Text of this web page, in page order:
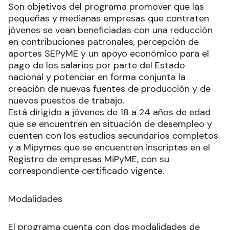
Son objetivos del programa promover que las
pequeñas y medianas empresas que contraten
jóvenes se vean beneficiadas con una reducción
en contribuciones patronales, percepción de
aportes SEPyME y un apoyo económico para el
pago de los salarios por parte del Estado
nacional y potenciar en forma conjunta la
creación de nuevas fuentes de producción y de
nuevos puestos de trabajo.
Está dirigido a jóvenes de 18 a 24 años de edad
que se encuentren en situación de desempleo y
cuenten con los estudios secundarios completos
y a Mipymes que se encuentren inscriptas en el
Registro de empresas MiPyME, con su
correspondiente certificado vigente.
Modalidades
El programa cuenta con dos modalidades de